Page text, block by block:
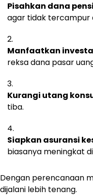
Pisahkan dana
agar tidak tercampur
Manfaatkan
reksa dana pasar
Kurangi utang
tiba.
Siapkan asuransi
biasanya meningkat
Dengan perencanaan
dijalani lebih tenang.